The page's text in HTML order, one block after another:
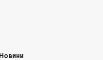
Новини